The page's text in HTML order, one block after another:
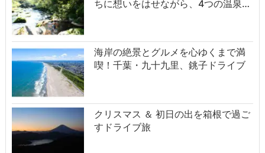
ちに想いをはせながら、4つの温泉…
海岸の絶景とグルメを心ゆくまで満
喫！千葉・九十九里、銚子ドライブ
クリスマス ＆ 初日の出を箱根で過ご
すドライブ旅